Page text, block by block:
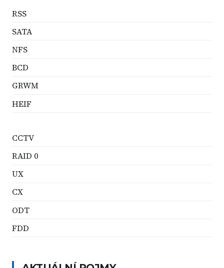
RSS
SATA
NFS
BCD
GRWM
HEIF
CCTV
RAID 0
UX
CX
ODT
FDD